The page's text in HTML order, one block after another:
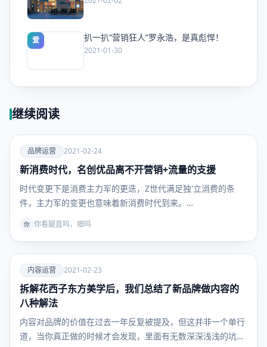
爱 扒一扒“营销狂人”罗永浩，是真彪悍！
2021-01-30
继续阅读
爱
品牌运
营
品牌运营 2021-02-24
新消费时代，名创优品离不开营销+流量的支援
时代变更下是消费主力军的更迭，Z世代满足独'立消费的条
件，主力军的变更也意味着新消费时代到来。…
你 你看腿直吗，细吗
爱
内容运
营
内容运营 2021-02-23
拆解花西子东方美学后，我们总结了新品牌做内容的
八种解法
内容对品牌的价值在过去一年反复被提及，但这并非一个单行
道，当你真正做的时候才会发现，里面有无数深深浅浅的坑，